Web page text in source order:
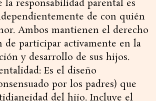
la responsabilidad parental es
de con quién
Ambos mantienen el derecho
de participar activamente en la
y desarrollo de sus hijos.
Es el diseño
por los padres) que
del hijo. Incluye el